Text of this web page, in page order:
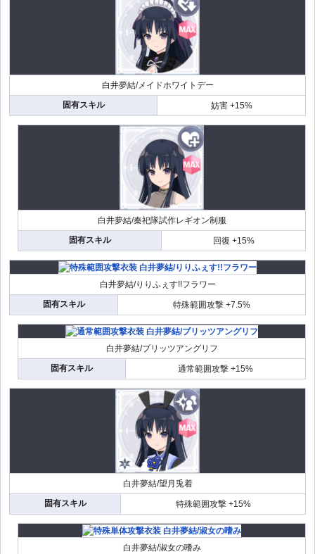
白井夢結/メイドホワイトデー
固有スキル
妨害 +15%
白井夢結/秦祀隊試作レギオン制服
固有スキル
回復 +15%
白井夢結/りりふぇす!!フラワー
固有スキル
特殊範囲攻撃 +7.5%
白井夢結/ブリッツアングリフ
固有スキル
通常範囲攻撃 +15%
白井夢結/望月兎着
固有スキル
特殊範囲攻撃 +15%
白井夢結/淑女の嗜み